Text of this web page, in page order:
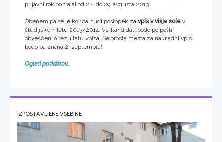
prijavni rok bo trajal od 22. do 29. avgusta 2013.
Obenem pa se je končal tudi postopek za vpis v višje šole v
študijskem letu 2013/2014. Vsi kandidati bodo po pošti
obveščeni o rezultatu vpisa. Še prosta mesta za naknadni vpis
bodo pa znana 2. septembra!
Ogled podatkov...
IZPOSTAVLJENE VSEBINE